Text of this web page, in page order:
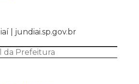
| jundiai.sp.gov.br